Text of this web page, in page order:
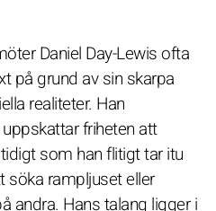
Daniel Day-Lewis ofta
på grund av sin skarpa
realiteter. Han
friheten att
som han flitigt tar itu
söka rampljuset eller
andra. Hans talang ligger i